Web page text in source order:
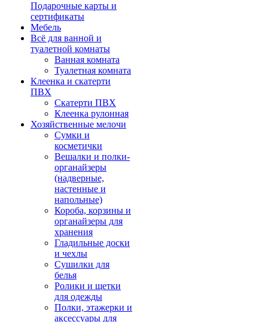
Подарочные карты и
сертификаты
Мебель
Всё для ванной и
туалетной комнаты
Ванная комната
Туалетная комната
Клеенка и скатерти
ПВХ
Скатерти ПВХ
Клеенка рулонная
Хозяйственные мелочи
Сумки и
косметички
Вешалки и полки-
органайзеры
(надверные,
настенные и
напольные)
Короба, корзины и
органайзеры для
хранения
Гладильные доски
и чехлы
Сушилки для
белья
Ролики и щетки
для одежды
Полки, этажерки и
аксессуары для